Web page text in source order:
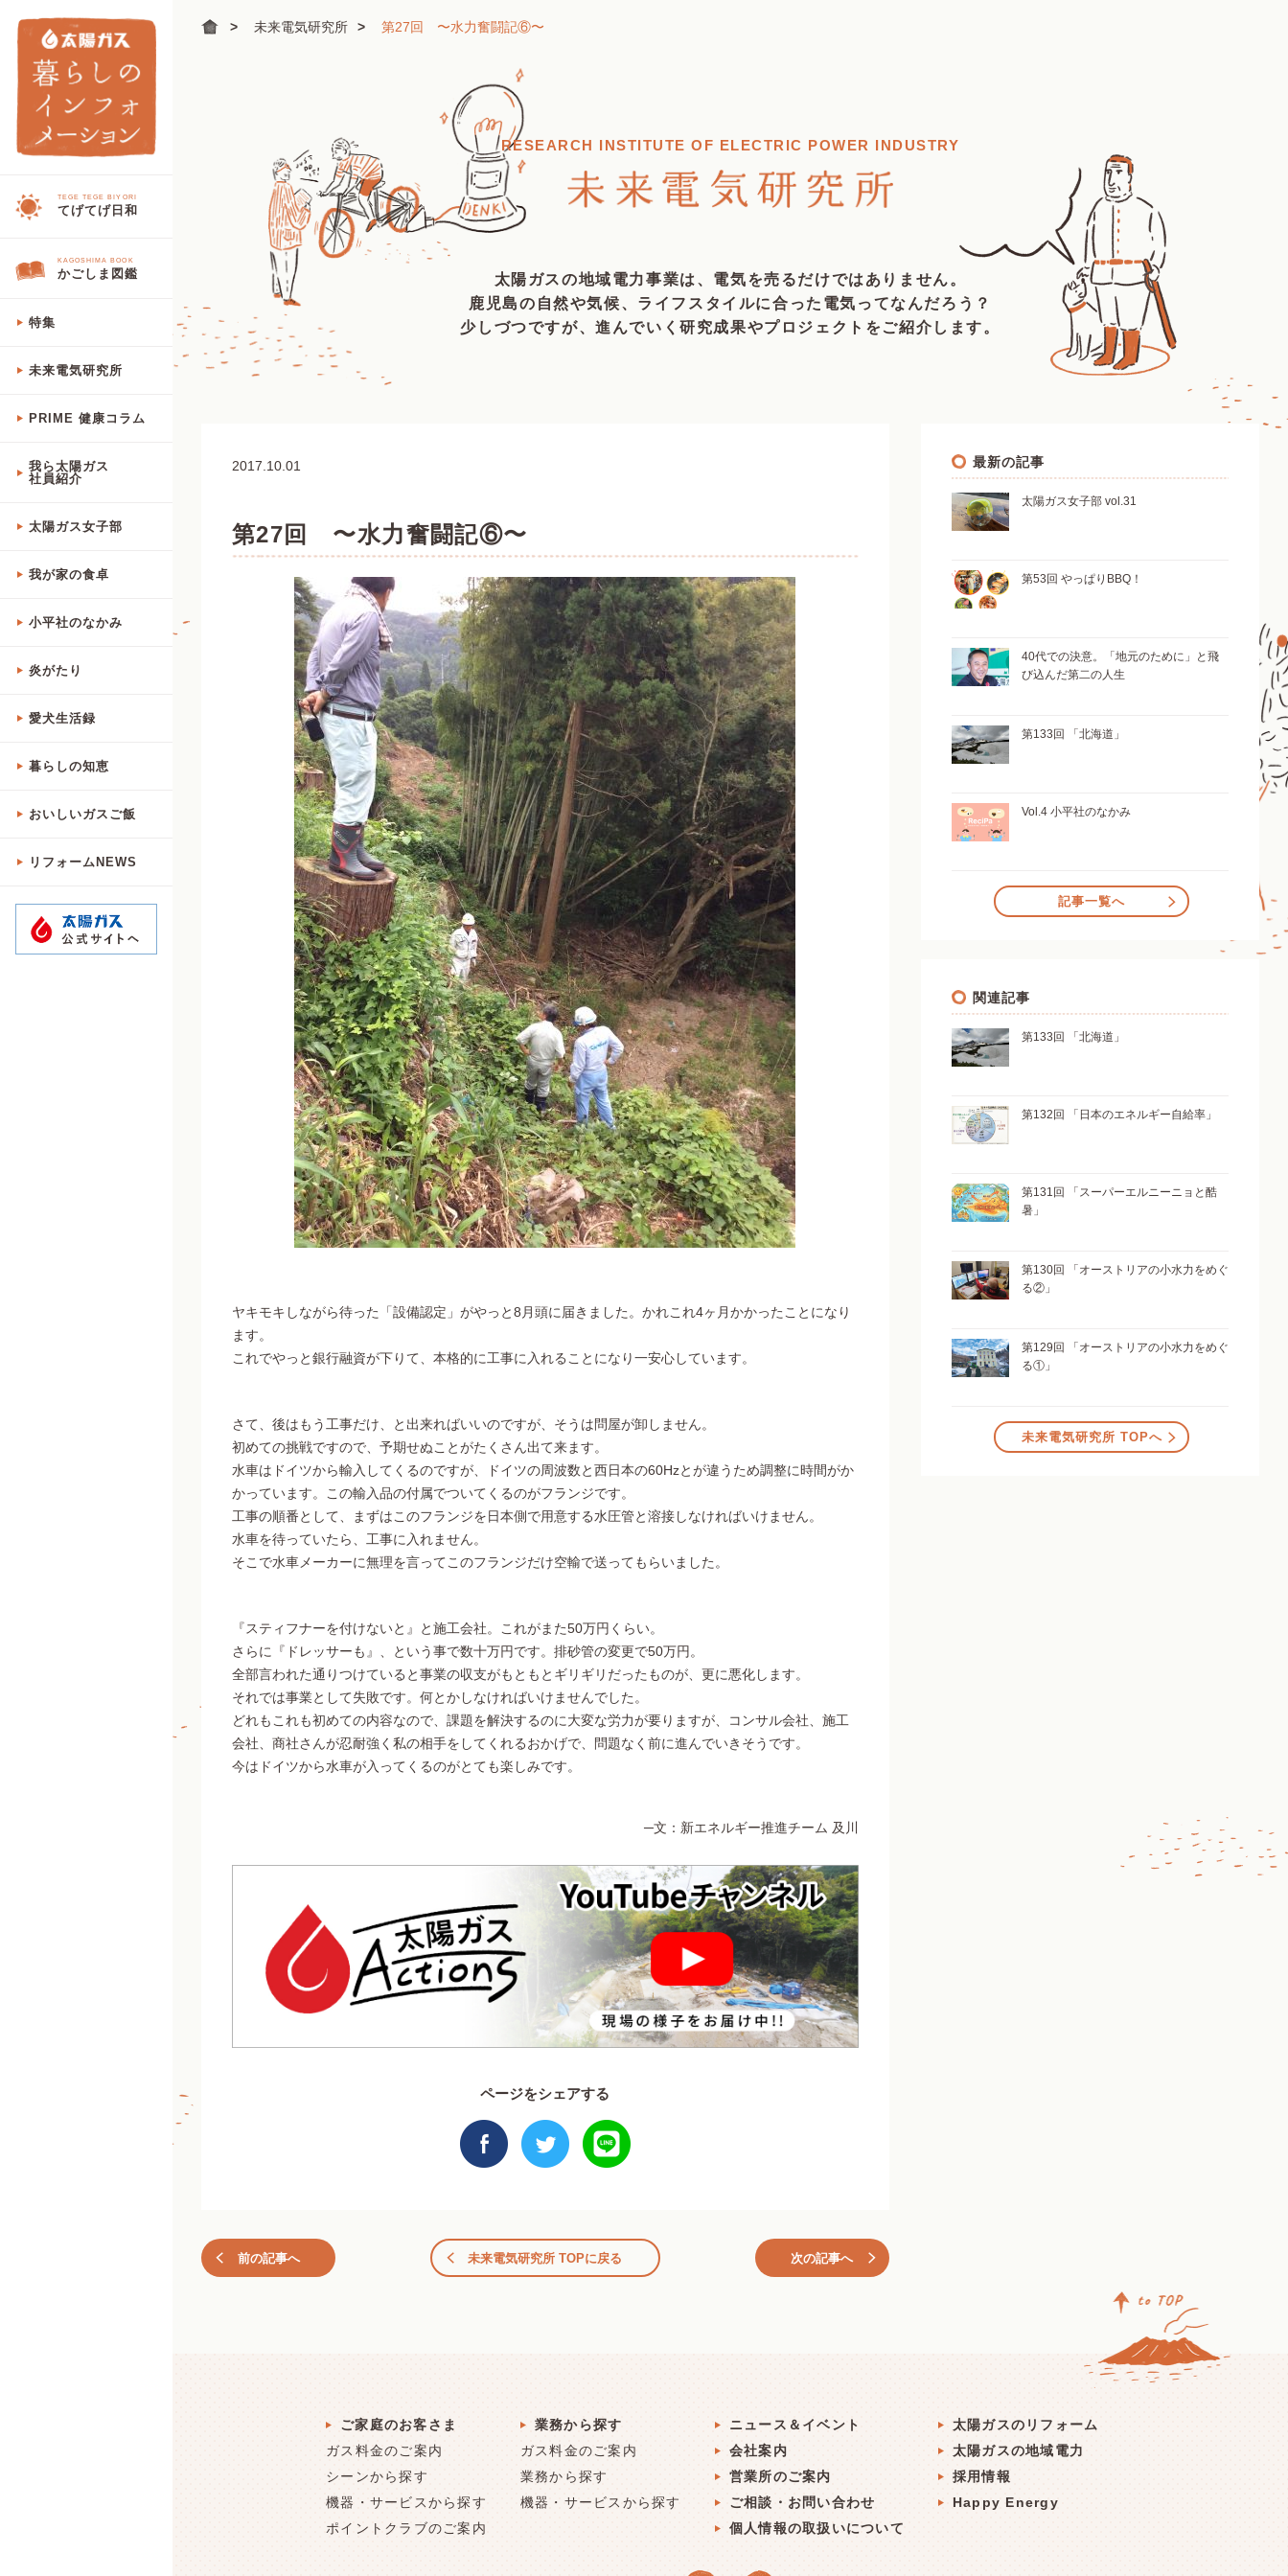
TEGE TEGE BIYORI
てげてげ日和
KAGOSHIMA BOOK
かごしま図鑑
特集
未来電気研究所
PRIME 健康コラム
我ら太陽ガス
社員紹介
太陽ガス女子部
我が家の食卓
小平社のなかみ
炎がたり
愛犬生活録
暮らしの知恵
おいしいガスご飯
リフォームNEWS
未来電気研究所 第27回 〜水力奮闘記⑥〜
RESEARCH INSTITUTE OF ELECTRIC POWER INDUSTRY
太陽ガスの地域電力事業は、 電気を売るだけではありません。
鹿児島の自然や気候、 ライフスタイルに合った電気ってなんだろう？
少しづつですが、進んでいく研究成果やプロジェクトをご紹介します。
2017.10.01
第27回 〜水力奮闘記⑥〜
ヤキモキしながら待った「設備認定」がやっと8月頭に届きました。かれこれ4ヶ月かかったことになり
ます。
これでやっと銀行融資が下りて、本格的に工事に入れることになり一安心しています。
さて、後はもう工事だけ、と出来ればいいのですが、そうは問屋が卸しません。
初めての挑戦ですので、予期せぬことがたくさん出て来ます。
水車はドイツから輸入してくるのですが、ドイツの周波数と西日本の60Hzとが違うため調整に時間がか
かっています。この輸入品の付属でついてくるのがフランジです。
工事の順番として、まずはこのフランジを日本側で用意する水圧管と溶接しなければいけません。
水車を待っていたら、工事に入れません。
そこで水車メーカーに無理を言ってこのフランジだけ空輸で送ってもらいました。
『スティフナーを付けないと』と施工会社。これがまた50万円くらい。
さらに『ドレッサーも』、という事で数十万円です。排砂管の変更で50万円。
全部言われた通りつけていると事業の収支がもともとギリギリだったものが、更に悪化します。
それでは事業として失敗です。何とかしなければいけませんでした。
どれもこれも初めての内容なので、課題を解決するのに大変な労力が要りますが、コンサル会社、施工
会社、商社さんが忍耐強く私の相手をしてくれるおかげで、問題なく前に進んでいきそうです。
今はドイツから水車が入ってくるのがとても楽しみです。
─文：新エネルギー推進チーム 及川
ページをシェアする
前の記事へ 次の記事へ
未来電気研究所 TOPに戻る
最新の記事
太陽ガス女子部 vol.31
第53回 やっぱりBBQ！
40代での決意。「地元のために」と飛
び込んだ第二の人生
第133回 「北海道」
Vol.4 小平社のなかみ
記事一覧へ
関連記事
第133回 「北海道」
第132回 「日本のエネルギー自給率」
第131回 「スーパーエルニーニョと酷
暑」
第130回 「オーストリアの小水力をめぐ
る②」
第129回 「オーストリアの小水力をめぐ
る①」
未来電気研究所 TOPへ
ご家庭のお客さま
ガス料金のご案内
シーンから探す
機器・サービスから探す
ポイントクラブのご案内
業務から探す
ガス料金のご案内
業務から探す
機器・サービスから探す
ニュース＆イベント
会社案内
営業所のご案内
ご相談・お問い合わせ
個人情報の取扱いについて
太陽ガスのリフォーム
太陽ガスの地域電力
採用情報
Happy Energy